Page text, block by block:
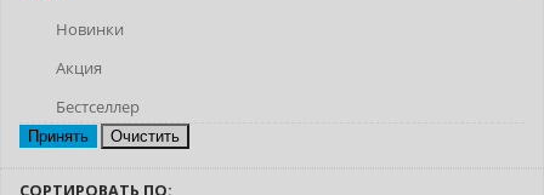
Новинки
Акция
Бестселлер
Очистить